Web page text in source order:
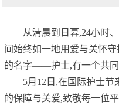
从清晨到日暮,24小时
间始终如一地用爱与关怀
的名字——护士,有一个共
5月12日,在国际护士
的保障与关爱,致敬每一位